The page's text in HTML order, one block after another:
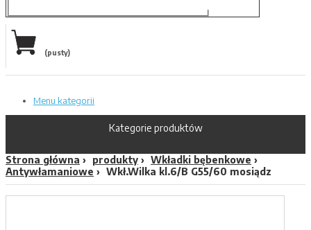
(pusty)
Menu kategorii
Kategorie produktów
Strona główna produkty
Wkładki bębenkowe
Antywłamaniowe
Wkł.Wilka kl.6/B G55/60 mosiądz